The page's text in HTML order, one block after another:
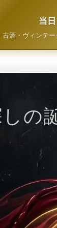
当
古酒・ヴィンテ
の